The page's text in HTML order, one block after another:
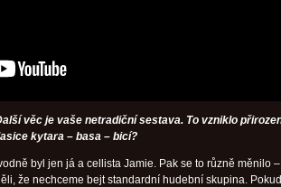
věc je vaše netradiční sestava. To vzniklo
kytara – basa – bicí?
byl jen já a cellista Jamie. Pak se to různě měnilo
že nechceme bejt standardní hudební skupina.